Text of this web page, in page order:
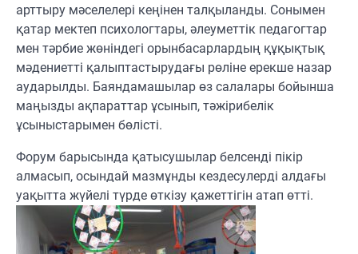
арттыру мәселелері кеңінен талқыланды. Сонымен
қатар мектеп психологтары, әлеуметтік педагогтар
мен тәрбие жөніндегі орынбасарлардың құқықтық
мәдениетті қалыптастырудағы рөліне ерекше назар
аударылды. Баяндамашылар өз салалары бойынша
маңызды ақпараттар ұсынып, тәжірибелік
ұсыныстарымен бөлісті.
Форум барысында қатысушылар белсенді пікір
алмасып, осындай мазмұнды кездесулерді алдағы
уақытта жүйелі түрде өткізу қажеттігін атап өтті.